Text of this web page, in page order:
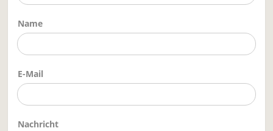
Name
E-Mail
Nachricht